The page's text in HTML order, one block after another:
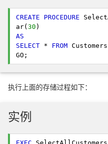
CREATE PROCEDURE
ar( 30
AS
SELECT * FROM Customers
GO;
执行上面的存储过程如下：
实例